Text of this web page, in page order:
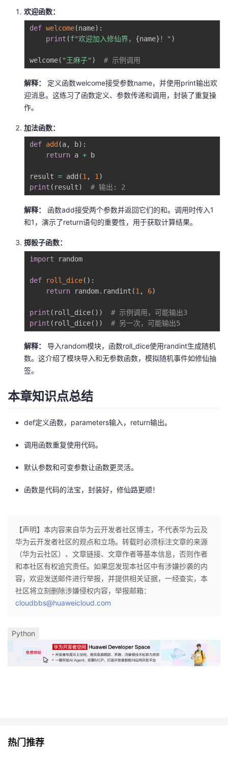
欢迎函数：
def welcome(name) :
print (f"欢迎加入修仙界， {name}！" )
welcome( "王麻子" ) # 示例调用
解释：
定义函数welcome接受参数name，并使用print输出欢
迎消息。这练习了函数定义、参数传递和调用，封装了重复操
作。
加法函数：
def add (a, b) :
return a + b
result = add (1 , 1 )
print ( result) # 输出: 2
解释：
函数add接受两个参数并返回它们的和。调用时传入1
和1，演示了return语句的重要性，用于获取计算结果。
掷骰子函数：
import random
def roll_dice( ) :
return random. randint (1 , 6)
print ( roll_dice( ) )
# 示例调用，可能输出3
print ( roll_dice( ) ) # 另一次，可能输出5
解释：
导入random模块，函数roll_dice使用randint生成随机
数。这介绍了模块导入和无参数函数，模拟随机事件如修仙抽
签。
本章知识点总结
def定义函数，parameters输入，return输出。
调用函数重复使用代码。
默认参数和可变参数让函数更灵活。
函数是代码的法宝，封装好，修仙路更顺！
【声明】本内容来自华为云开发者社区博主，不代表华为云及
华为云开发者社区的观点和立场。转载时必须标注文章的来源
（华为云社区）、文章链接、文章作者等基本信息，否则作者
和本社区有权追究责任。如果您发现本社区中有涉嫌抄袭的内
容，欢迎发送邮件进行举报，并提供相关证据，一经查实，本
社区将立刻删除涉嫌侵权内容，举报邮箱：
cloudbbs@huaweicloud.com
Python
热门推荐